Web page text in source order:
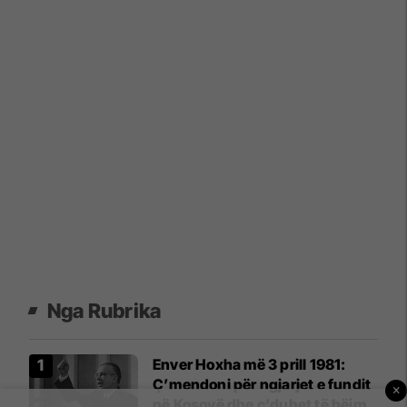
Nga Rubrika
Enver Hoxha më 3 prill 1981:
Ç’mendoni për ngjarjet e fundit
×